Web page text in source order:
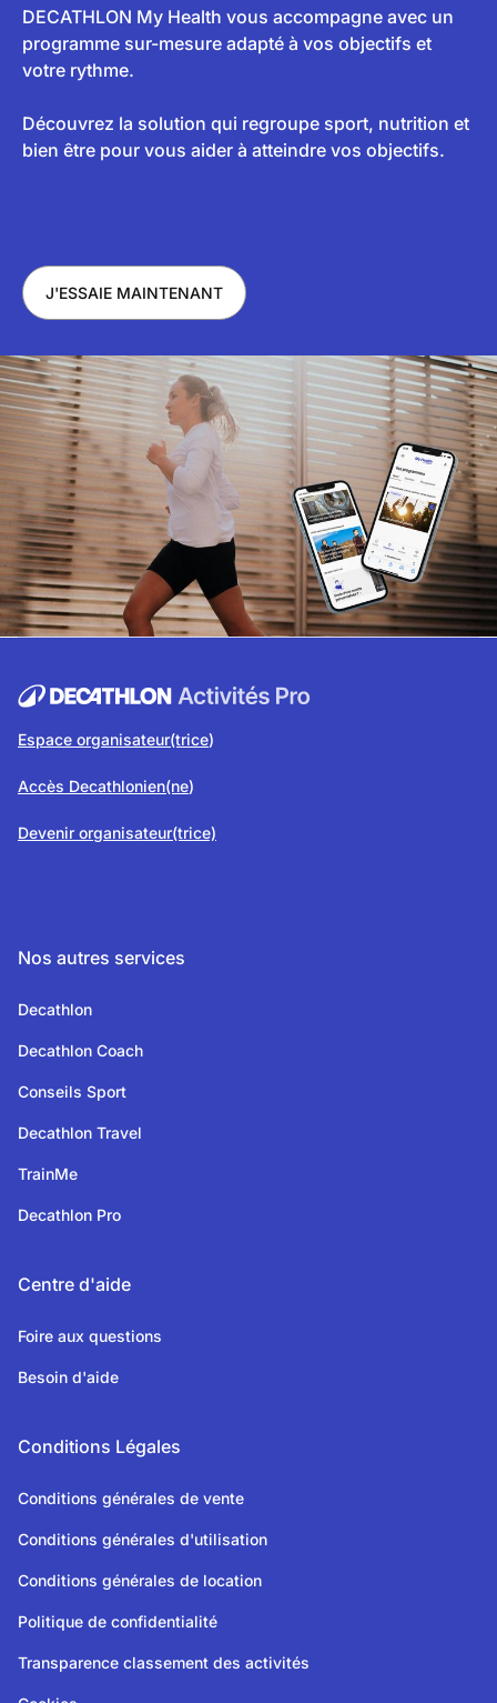
DECATHLON My Health vous accompagne avec un
programme sur-mesure adapté à vos objectifs et
votre rythme.
Découvrez la solution qui regroupe sport, nutrition et
bien être pour vous aider à atteindre vos objectifs.
J'ESSAIE MAINTENANT
Espace organisateur(trice)
Accès Decathlonien(ne)
Devenir organisateur(trice)
Nos autres services
Decathlon
Decathlon Coach
Conseils Sport
Decathlon Travel
TrainMe
Decathlon Pro
Centre d'aide
Foire aux questions
Besoin d'aide
Conditions Légales
Conditions générales de vente
Conditions générales d'utilisation
Conditions générales de location
Politique de confidentialité
Transparence classement des activités